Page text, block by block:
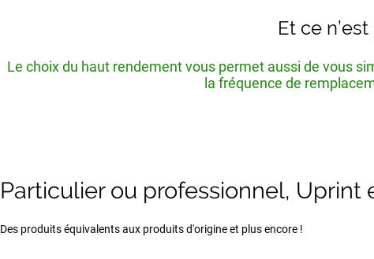
Et ce
Le choix du haut rendement vous permet aussi de vous
la fréquence de
Particulier ou professionnel, Uprint
Des produits équivalents aux produits d'origine et plus encore !